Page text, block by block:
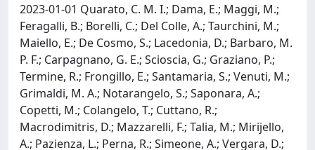
2023-01-01 Quarato, C. M. I.; Dama, E.; Maggi, M.;
Feragalli, B.; Borelli, C.; Del Colle, A.; Taurchini, M.;
Maiello, E.; De Cosmo, S.; Lacedonia, D.; Barbaro, M.
P. F.; Carpagnano, G. E.; Scioscia, G.; Graziano, P.;
Termine, R.; Frongillo, E.; Santamaria, S.; Venuti, M.;
Grimaldi, M. A.; Notarangelo, S.; Saponara, A.;
Copetti, M.; Colangelo, T.; Cuttano, R.;
Macrodimitris, D.; Mazzarelli, F.; Talia, M.; Mirijello,
A.; Pazienza, L.; Perna, R.; Simeone, A.; Vergara, D.;